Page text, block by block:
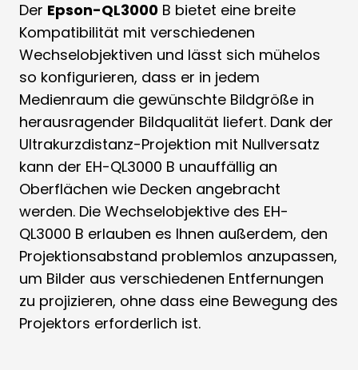
Der Epson-QL3000 B bietet eine breite
Kompatibilität mit verschiedenen
Wechselobjektiven und lässt sich mühelos
so konfigurieren, dass er in jedem
Medienraum die gewünschte Bildgröße in
herausragender Bildqualität liefert. Dank der
Ultrakurzdistanz-Projektion mit Nullversatz
kann der EH-QL3000 B unauffällig an
Oberflächen wie Decken angebracht
werden. Die Wechselobjektive des EH-
QL3000 B erlauben es Ihnen außerdem, den
Projektionsabstand problemlos anzupassen,
um Bilder aus verschiedenen Entfernungen
zu projizieren, ohne dass eine Bewegung des
Projektors erforderlich ist.